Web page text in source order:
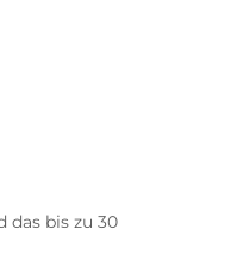
bis zu 30